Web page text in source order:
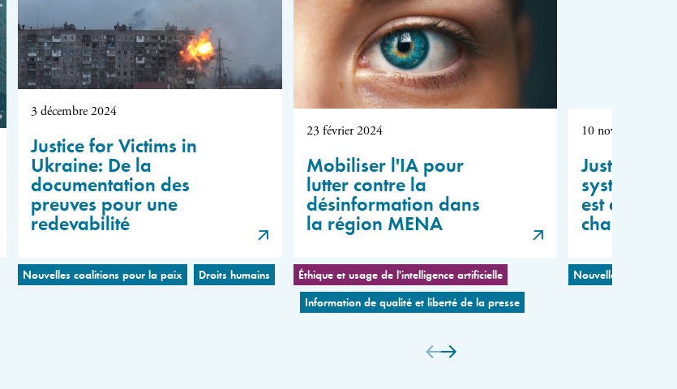
3 décembre 2024
Justice for Victims in
Ukraine: De la
documentation des
preuves pour une
redevabilité
Nouvelles coalitions pour la paix Droits humains
23 février 2024
Mobiliser l'IA pour
lutter contre la
désinformation dans
la région MENA
Éthique et usage de l'intelligence artificielle
Information de qualité et liberté de la presse
10 novembre 2023
Justin
système
est devenu
chaotique
Nouvelles coalitions